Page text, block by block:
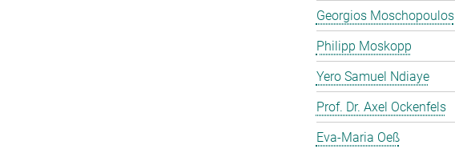
Georgios Moschopoulos
Philipp Moskopp
Yero Samuel Ndiaye
Prof. Dr. Axel Ockenfels
Eva-Maria Oeß